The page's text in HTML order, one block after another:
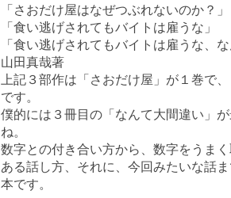
「さおだけ屋はなぜつぶれないのか？」
「食い逃げされてもバイトは雇うな」
「食い逃げされてもバイトは雇うな、
山田真哉著
上記３部作は「さおだけ屋」が１巻で
です。
僕的には３冊目の「なんて大間違い」
ね。
数字との付き合い方から、数字をうま
ある話し方、それに、今回みたいな話
本です。